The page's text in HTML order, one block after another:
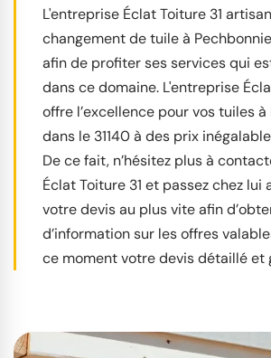
L'entreprise Éclat Toiture 31
changement de tuile à
afin de profiter ses services qui
dans ce domaine. L'entreprise
offre l’excellence pour vos tuiles
dans le 31140 à des prix
De ce fait, n’hésitez plus à
Éclat Toiture 31 et passez chez
votre devis au plus vite afin
d’information sur les offres
ce moment votre devis détaillé et